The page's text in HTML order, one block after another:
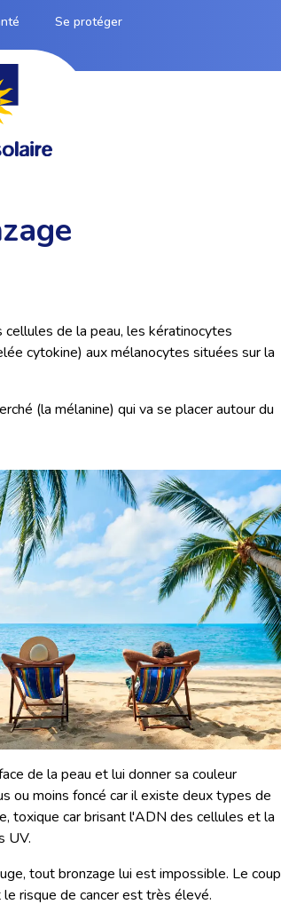
Se protéger
de la peau, les kératinocytes
cytokine) aux mélanocytes situées sur la
(la mélanine) qui va se placer autour du
de la peau et lui donner sa couleur
ou moins foncé car il existe deux types de
toxique car brisant l'ADN des cellules et la
UV.
tout bronzage lui est impossible. Le coup
risque de cancer est très élevé.